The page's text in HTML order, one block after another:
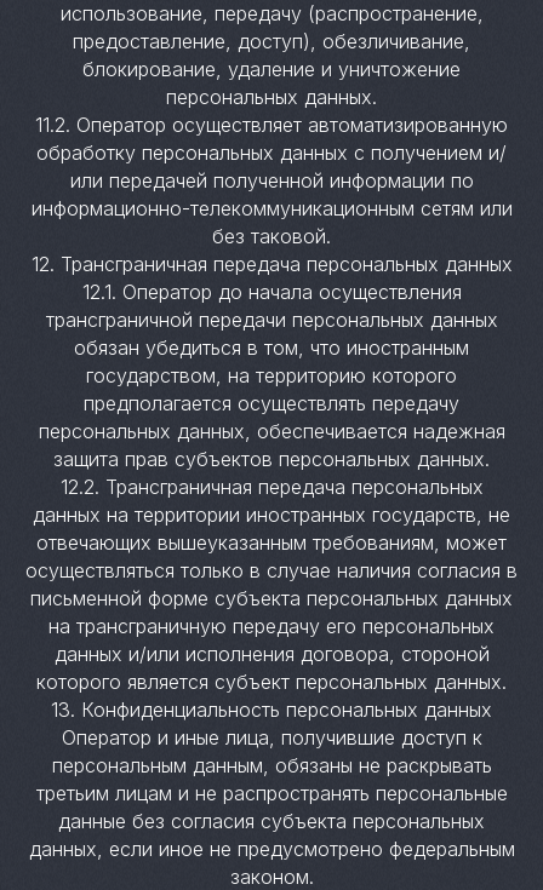
использование, передачу (распространение,
предоставление, доступ), обезличивание,
блокирование, удаление и уничтожение
персональных данных.
11.2. Оператор осуществляет автоматизированную
обработку персональных данных с получением и/
или передачей полученной информации по
информационно-телекоммуникационным сетям или
без таковой.
12. Трансграничная передача персональных данных
12.1. Оператор до начала осуществления
трансграничной передачи персональных данных
обязан убедиться в том, что иностранным
государством, на территорию которого
предполагается осуществлять передачу
персональных данных, обеспечивается надежная
защита прав субъектов персональных данных.
12.2. Трансграничная передача персональных
данных на территории иностранных государств, не
отвечающих вышеуказанным требованиям, может
осуществляться только в случае наличия согласия в
письменной форме субъекта персональных данных
на трансграничную передачу его персональных
данных и/или исполнения договора, стороной
которого является субъект персональных данных.
13. Конфиденциальность персональных данных
Оператор и иные лица, получившие доступ к
персональным данным, обязаны не раскрывать
третьим лицам и не распространять персональные
данные без согласия субъекта персональных
данных, если иное не предусмотрено федеральным
законом.